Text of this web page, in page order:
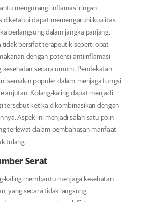
mengurangi inflamasi ringan.
diketahui dapat memengaruhi kualitas
berlangsung dalam jangka panjang.
tidak bersifat terapeutik seperti obat
dengan potensi antiinflamasi
secara umum. Pendekatan
semakin populer dalam menjaga fungsi
Kolang-kaling dapat menjadi
tersebut ketika dikombinasikan dengan
Aspek ini menjadi salah satu poin
terlewat dalam pembahasan manfaat
tulang.
Serat
kaling membantu menjaga kesehatan
yang secara tidak langsung